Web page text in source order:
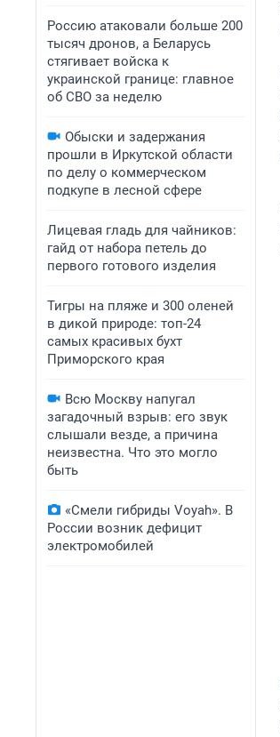
Россию атаковали больше 200
тысяч дронов, а Беларусь
стягивает войска к
украинской границе: главное
об СВО за неделю
Обыски и задержания
прошли в Иркутской области
по делу о коммерческом
подкупе в лесной сфере
Лицевая гладь для чайников:
гайд от набора петель до
первого готового изделия
Тигры на пляже и 300 оленей
в дикой природе: топ-24
самых красивых бухт
Приморского края
Всю Москву напугал
загадочный взрыв: его звук
слышали везде, а причина
неизвестна. Что это могло
быть
«Смели гибриды Voyah». В
России возник дефицит
электромобилей